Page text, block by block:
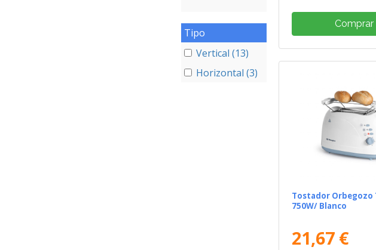
Tipo
Vertical (13)
Horizontal (3)
Comprar
Tostador Orbegozo
750W/ Blanco
21,67 €